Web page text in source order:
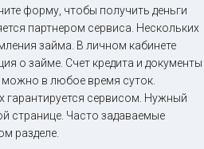
форму, чтобы получить деньги
партнером сервиса. Нескольких
займа. В личном кабинете
о займе. Счет кредита и документы
можно в любое время суток.
гарантируется сервисом. Нужный
странице. Часто задаваемые
разделе.